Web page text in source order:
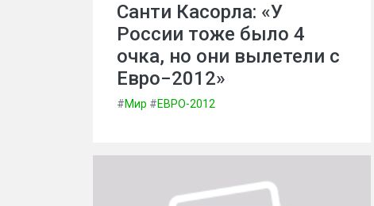
Санти Касорла: «У
России тоже было 4
очка, но они вылетели с
Евро−2012»
#Мир #ЕВРО-2012